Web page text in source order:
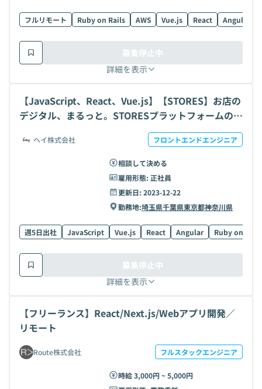
フルリモート Ruby on Rails AWS Vue.js React Angular
詳細を表示
募集停止中
【JavaScript、React、Vue.js】【STORES】お店の
デジタル、まるっと。STORESプラットフォームのフ
ロントエンド開発の求人・案件
ヘイ株式会社 フロントエンドエンジニア
相談して決める
雇用形態: 正社員
更新日: 2023-12-22
勤務地:埼玉県千葉県東京都神奈川県
週5日出社 JavaScript Vue.js React Angular Ruby on Rails
詳細を表示
募集停止中
【フリーランス】React/Next.js/Webアプリ開発／
リモート
Route株式会社 フルスタックエンジニア
時給 3,000円 ~ 5,000円